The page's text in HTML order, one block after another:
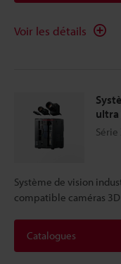
Voir les détails
ultra
Série
Système de vision
compatible caméras
Catalogues